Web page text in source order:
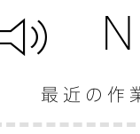
最近の作